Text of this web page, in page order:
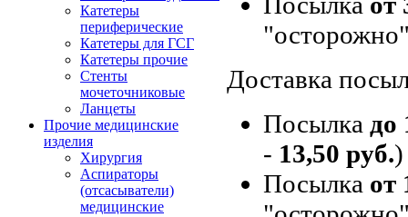
Катетеры
периферические
Катетеры для ГСГ
Катетеры прочие
Стенты
мочеточниковые
Ланцеты
Прочие медицинские
изделия
Хирургия
Аспираторы
(отсасыватели)
медицинские
Доставка
Посылка до
- 13,50 руб.)
Посылка от